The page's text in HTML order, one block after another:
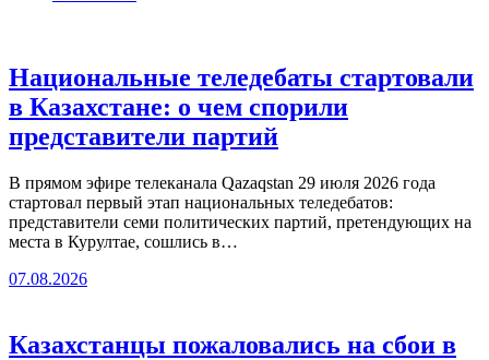
Национальные теледебаты стартовали
в Казахстане: о чем спорили
представители партий
В прямом эфире телеканала Qazaqstan 29 июля 2026 года
стартовал первый этап национальных теледебатов:
представители семи политических партий, претендующих на
места в Курултае, сошлись в…
07.08.2026
Казахстанцы пожаловались на сбои в